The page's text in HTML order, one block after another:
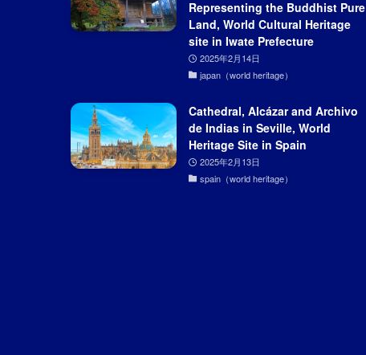
Representing the Buddhist Pure
Land, World Cultural Heritage
site in Iwate Prefecture
2025年2月14日
japan（world heritage）
Cathedral, Alcázar and Archivo
de Indias in Seville, World
Heritage Site in Spain
2025年2月13日
spain（world heritage）